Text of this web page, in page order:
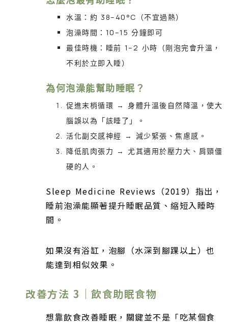
水溫：約 38–40°C（不宜過熱）
泡澡時間：10–15 分鐘即可
最佳時機：睡前 1–2 小時（剛泡完會升溫，
不利於立即入睡）
為何泡澡能幫助睡眠？
促進末梢循環 → 身體升溫後自然降溫，使大
腦誤以為「該睡了」。
活化副交感神經 → 減少緊張、焦慮感。
降低肌肉張力 → 尤其適用於壓力大、肩頸僵
硬的人。
Sleep Medicine Reviews（2019）指出，
睡前泡澡能顯著提升睡眠品質、縮短入睡時
間。
如果沒有浴缸，泡腳（水深到腳踝以上）也
能達到相似效果。
改善方法 3｜飲食助眠食物
想靠飲食改善睡眠，關鍵並不是「吃某個食